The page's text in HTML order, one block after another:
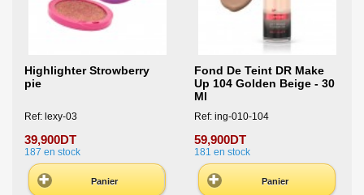
Highlighter Strowberry
pie
Ref: lexy-03
39,900DT
187 en stock
Panier
Fond De Teint DR Make
Up 104 Golden Beige - 30
Ml
Ref: ing-010-104
59,900DT
181 en stock
Panier